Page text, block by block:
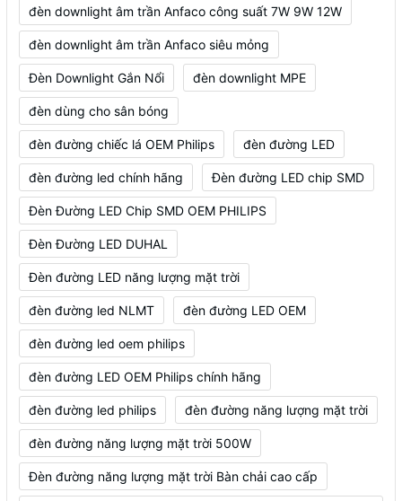
đèn downlight âm trần Anfaco công suất 7W 9W 12W
đèn downlight âm trần Anfaco siêu mỏng
Đèn Downlight Gắn Nổi đèn downlight MPE
đèn dùng cho sân bóng
đèn đường chiếc lá OEM Philips đèn đường LED
đèn đường led chính hãng Đèn đường LED chip SMD
Đèn Đường LED Chip SMD OEM PHILIPS
Đèn Đường LED DUHAL
Đèn đường LED năng lượng mặt trời
đèn đường led NLMT đèn đường LED OEM
đèn đường led oem philips
đèn đường LED OEM Philips chính hãng
đèn đường led philips đèn đường năng lượng mặt trời
đèn đường năng lượng mặt trời 500W
Đèn đường năng lượng mặt trời Bàn chải cao cấp